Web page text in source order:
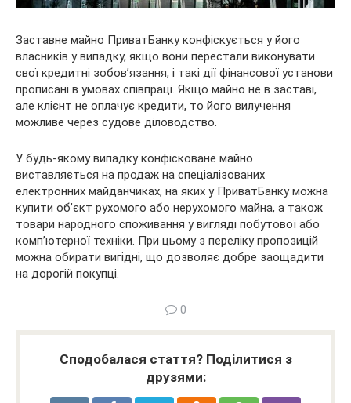
Заставне майно ПриватБанку конфіскується у його
власників у випадку, якщо вони перестали виконувати
свої кредитні зобов’язання, і такі дії фінансової установи
прописані в умовах співпраці. Якщо майно не в заставі,
але клієнт не оплачує кредити, то його вилучення
можливе через судове діловодство.
У будь-якому випадку конфісковане майно
виставляється на продаж на спеціалізованих
електронних майданчиках, на яких у ПриватБанку можна
купити об’єкт рухомого або нерухомого майна, а також
товари народного споживання у вигляді побутової або
комп’ютерної техніки. При цьому з переліку пропозицій
можна обирати вигідні, що дозволяє добре заощадити
на дорогій покупці.
0
Сподобалася стаття? Поділитися з
друзями: